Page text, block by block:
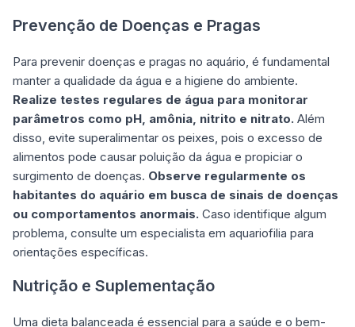
Prevenção de Doenças e Pragas
Para prevenir doenças e pragas no aquário, é fundamental
manter a qualidade da água e a higiene do ambiente.
Realize testes regulares de água para monitorar
parâmetros como pH, amônia, nitrito e nitrato. Além
disso, evite superalimentar os peixes, pois o excesso de
alimentos pode causar poluição da água e propiciar o
surgimento de doenças. Observe regularmente os
habitantes do aquário em busca de sinais de doenças
ou comportamentos anormais. Caso identifique algum
problema, consulte um especialista em aquariofilia para
orientações específicas.
Nutrição e Suplementação
Uma dieta balanceada é essencial para a saúde e o bem-